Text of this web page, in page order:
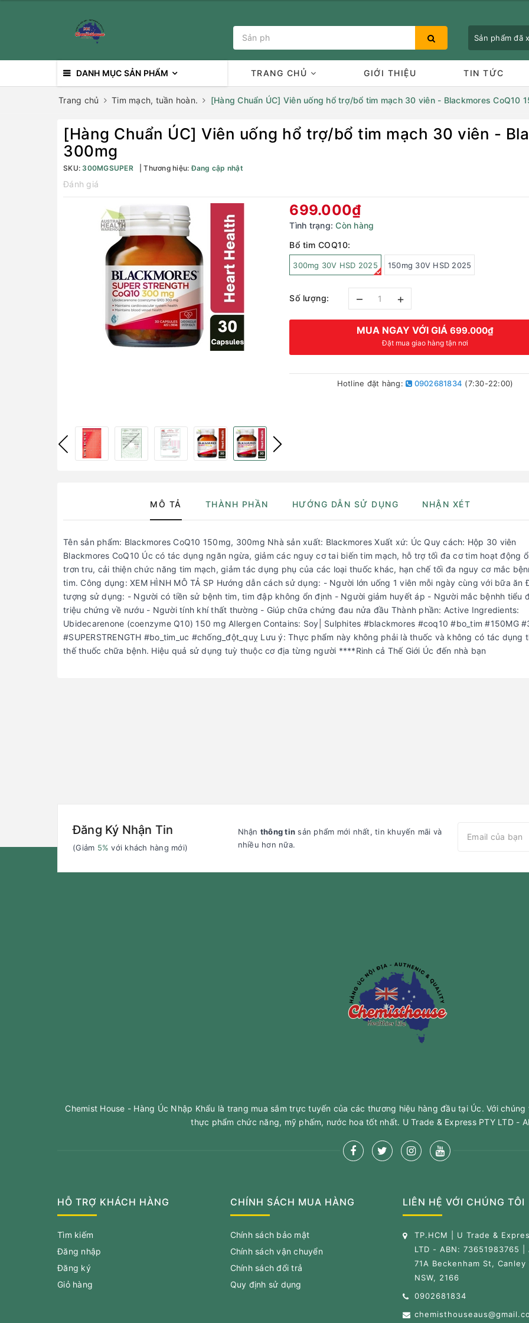
Sản phẩm đã
Bạn chưa xem sản phẩm nào
DANH MỤC SẢN PHẨM TRANG CHỦ GIỚI THIỆU TIN TỨC
Trang chủ Tim mạch, tuần hoàn. [Hàng Chuẩn ÚC] Viên uống hổ trợ/bổ tim mạch 30 viên - Blackmores CoQ10
[Hàng Chuẩn ÚC] Viên uống hổ trợ/bổ tim mạch 30 viên -
300mg
SKU: 300MGSUPER Thương hiệu:Đang cập nhật
Đánh giá
699.000₫
Tình trạng: Còn hàng
Bổ tim COQ10:
300mg 30V HSD 2025 150mg 30V HSD 2025
Số lượng: – +
MUA NGAY VỚI GIÁ 699.000₫
Đặt mua giao hàng tận nơi
Hotline đặt hàng: 0902681834 (7:30-22:00)
MÔ TẢ THÀNH PHẦN HƯỚNG DẪN SỬ DỤNG NHẬN XÉT
Tên sản phẩm: Blackmores CoQ10 150mg, 300mg Nhà sản xuất: Blackmores Xuất xứ: Úc Quy cách: Hộp 30 viên
Blackmores CoQ10 Úc có tác dụng ngăn ngừa, giảm các nguy cơ tai biến tim mạch, hỗ trợ tối đa cơ tim hoạt động
trơn tru, cải thiện chức năng tim mạch, giảm tác dụng phụ của các loại thuốc khác, hạn chế tối đa nguy cơ mắc
tim. Công dụng: XEM HÌNH MÔ TẢ SP Hướng dẫn cách sử dụng: - Người lớn uống 1 viên mỗi ngày cùng với bữa ăn
tượng sử dụng: - Người có tiền sử bệnh tim, tim đập không ổn định - Người giảm huyết áp - Người mắc bệnhh tiểu
triệu chứng về nướu - Người tính khí thất thường - Giúp chữa chứng đau nửa đầu Thành phần: Active Ingredients:
Ubidecarenone (coenzyme Q10) 150 mg Allergen Contains: Soy| Sulphites #blackmores #coq10 #bo_tim #150MG
#SUPERSTRENGTH #bo_tim_uc #chống_đột_quỵ Lưu ý: Thực phẩm này không phải là thuốc và không có tác dụng
thế thuốc chữa bệnh. Hiệu quả sử dụng tuỳ thuộc cơ địa từng người ****Rinh cả Thế Giới Úc đến nhà bạn
Đăng Ký Nhận Tin
(Giảm 5% với khách hàng mới)
Nhận thông tin sản phẩm mới nhất, tin khuyến mãi và
nhiều hơn nữa.
Chemist House - Hàng Úc Nhập Khẩu là trang mua sắm trực tuyến của các thương hiệu hàng đầu tại Úc. Với
thực phẩm chức năng, mỹ phấm, nước hoa tốt nhất. U Trade & Express PTY LTD -
HỖ TRỢ KHÁCH HÀNG
Tìm kiếm
Đăng nhập
Đăng ký
Giỏ hàng
CHÍNH SÁCH MUA HÀNG
Chính sách bảo mật
Chính sách vận chuyển
Chính sách đổi trả
Quy định sử dụng
LIÊN HỆ VỚI CHÚNG TÔI
TP.HCM | U Trade &
LTD - ABN: 73651983765 |
71A Beckenham St, Canley
NSW, 2166
0902681834